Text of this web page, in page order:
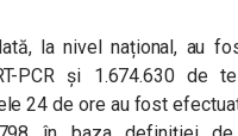
la nivel național, au
PCR și 1.674.630 de
24 de ore au fost